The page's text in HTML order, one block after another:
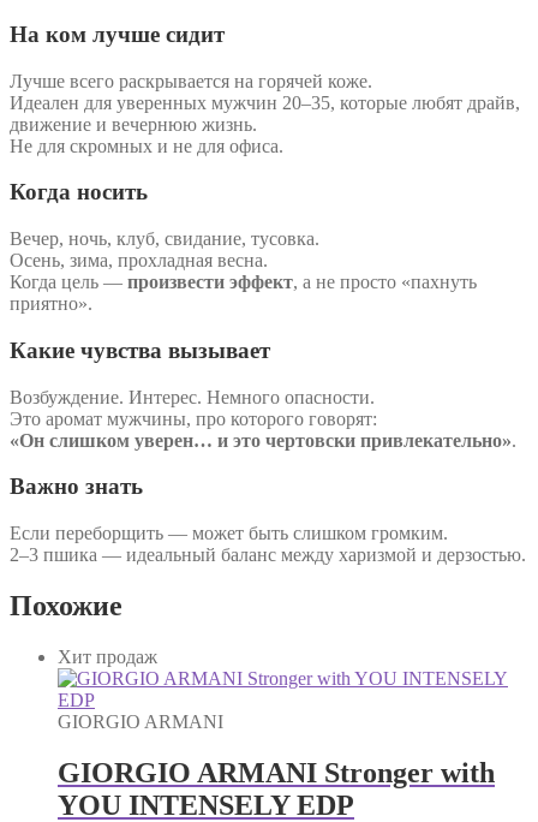
На ком лучше сидит
Лучше всего раскрывается на горячей коже.
Идеален для уверенных мужчин 20–35, которые любят драйв,
движение и вечернюю жизнь.
Не для скромных и не для офиса.
Когда носить
Вечер, ночь, клуб, свидание, тусовка.
Осень, зима, прохладная весна.
Когда цель — произвести эффект, а не просто «пахнуть
приятно».
Какие чувства вызывает
Возбуждение. Интерес. Немного опасности.
Это аромат мужчины, про которого говорят:
«Он слишком уверен… и это чертовски привлекательно».
Важно знать
Если переборщить — может быть слишком громким.
2–3 пшика — идеальный баланс между харизмой и дерзостью.
Похожие
Хит продаж
GIORGIO ARMANI
GIORGIO ARMANI Stronger with
YOU INTENSELY EDP